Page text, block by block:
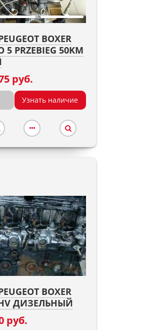
BOXER
5 PRZEBIEG 50KM
руб.
Узнать наличие
BOXER
ДИЗЕЛЬНЫЙ
руб.